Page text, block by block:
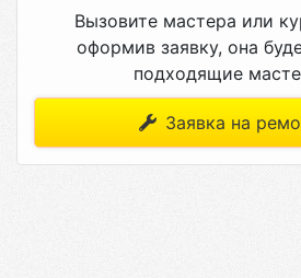
Вызовите мастера или
оформив заявку, она
подходящие
Заявка на